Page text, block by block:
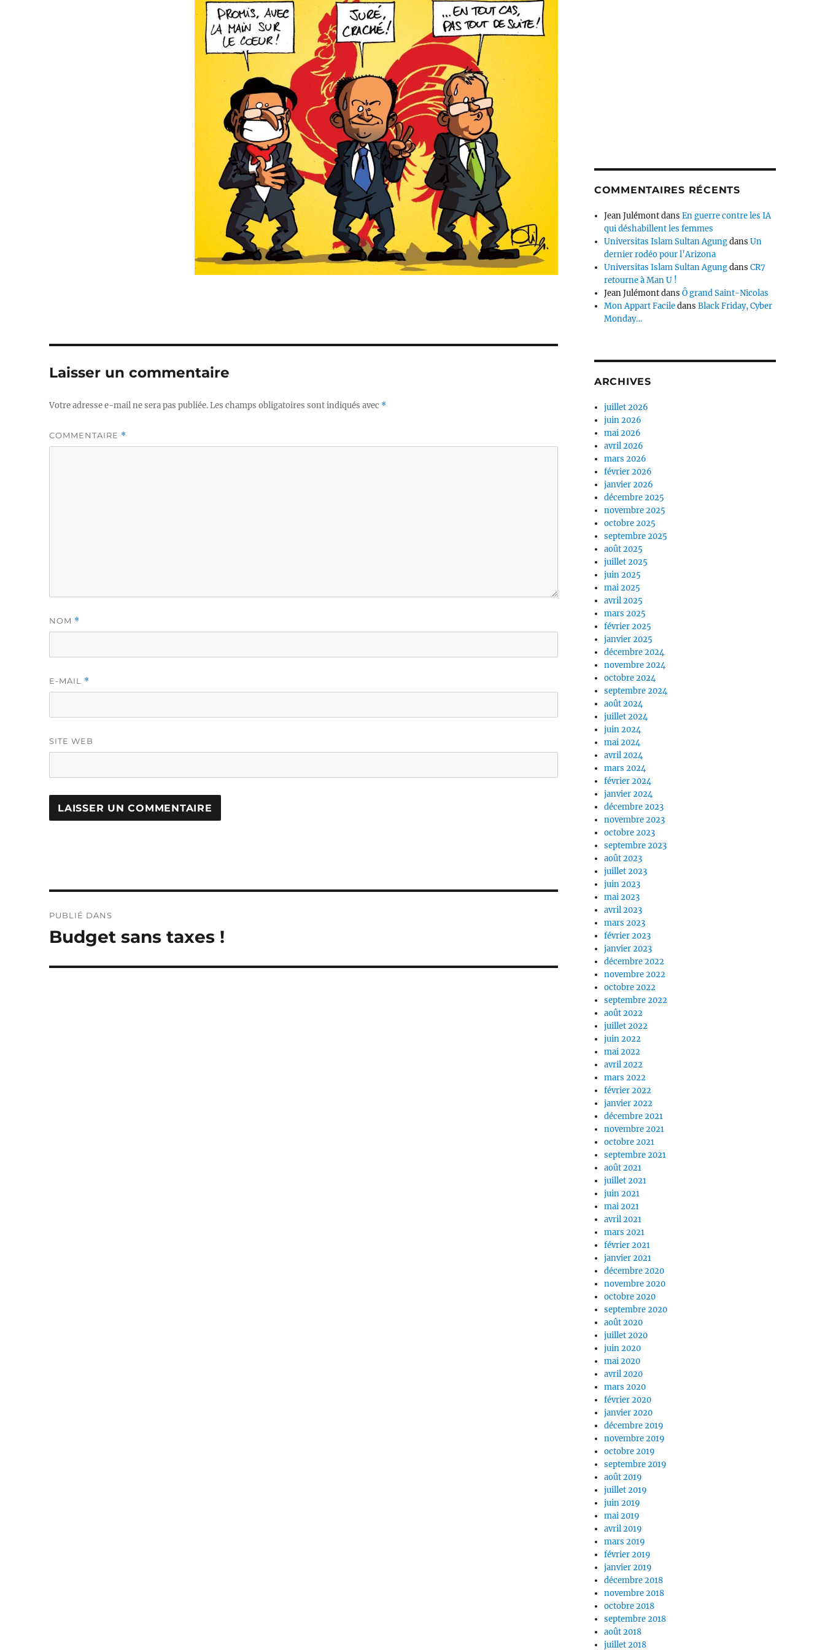
Laisser un commentaire
Votre adresse e-mail ne sera pas publiée.Les champs obligatoires sont indiqués avec *
COMMENTAIRE *
NOM *
E-MAIL *
SITE WEB
de
PUBLIÉ DANS
Budget sans taxes !
COMMENTAIRES RÉCENTS
Jean JulémontdansEn guerre contre les IA
qui déshabillent les femmes
Universitas Islam Sultan AgungdansUn
dernier rodéo pour l’Arizona
Universitas Islam Sultan AgungdansCR7
retourne à Man U !
Jean JulémontdansÔ grand Saint-Nicolas
Mon Appart FaciledansBlack Friday, Cyber
Monday…
ARCHIVES
juillet 2026
juin 2026
mai 2026
avril 2026
mars 2026
février 2026
janvier 2026
décembre 2025
novembre 2025
octobre 2025
septembre 2025
août 2025
juillet 2025
juin 2025
mai 2025
avril 2025
mars 2025
février 2025
janvier 2025
décembre 2024
novembre 2024
octobre 2024
septembre 2024
août 2024
juillet 2024
juin 2024
mai 2024
avril 2024
mars 2024
février 2024
janvier 2024
décembre 2023
novembre 2023
octobre 2023
septembre 2023
août 2023
juillet 2023
juin 2023
mai 2023
avril 2023
mars 2023
février 2023
janvier 2023
décembre 2022
novembre 2022
octobre 2022
septembre 2022
août 2022
juillet 2022
juin 2022
mai 2022
avril 2022
mars 2022
février 2022
janvier 2022
décembre 2021
novembre 2021
octobre 2021
septembre 2021
août 2021
juillet 2021
juin 2021
mai 2021
avril 2021
mars 2021
février 2021
janvier 2021
décembre 2020
novembre 2020
octobre 2020
septembre 2020
août 2020
juillet 2020
juin 2020
mai 2020
avril 2020
mars 2020
février 2020
janvier 2020
décembre 2019
novembre 2019
octobre 2019
septembre 2019
août 2019
juillet 2019
juin 2019
mai 2019
avril 2019
mars 2019
février 2019
janvier 2019
décembre 2018
novembre 2018
octobre 2018
septembre 2018
août 2018
juillet 2018